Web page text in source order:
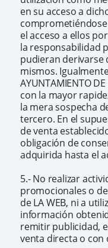
en su acceso a
el acceso a ellos
la responsabilidad
pudieran derivarse
mismos.
AYUNTAMIENTO DE
con la mayor
la mera sospecha
tercero. En el
de venta
obligación de
adquirida hasta el
5.- No realizar
promocionales o
de LA WEB, ni a
información
remitir publicidad,
venta directa o